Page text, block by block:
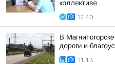
коллективе
12:40
В
дороги и
11:13